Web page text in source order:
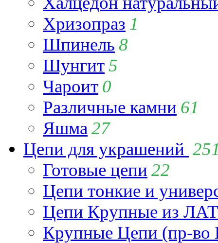
Хризопраз 1
Шпинель 8
Шунгит5
Чароит 0
Различные камни 61
Яшма 27
Цепи для украшений
Готовые цепи 22
Цепи тонкие и
Цепи Крупные из
Крупные Цепи (пр-во